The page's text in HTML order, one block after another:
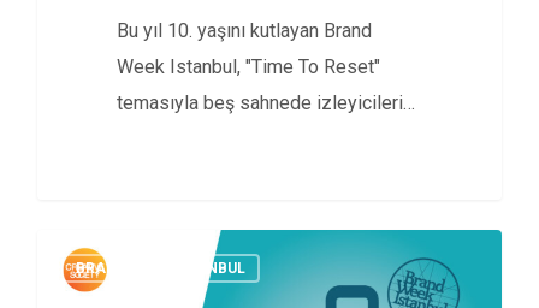
Bu yıl 10. yaşını kutlayan Brand
Week Istanbul, "Time To Reset"
temasıyla beş sahnede izleyicileri…
BRAND WEEK ISTANBUL